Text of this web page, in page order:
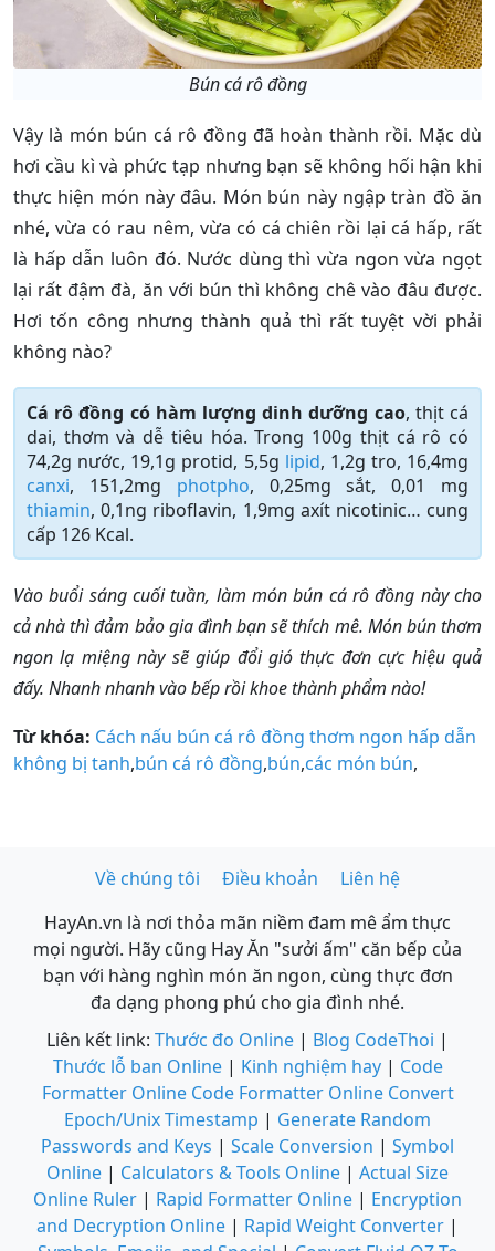
Bún cá rô đồng
Vậy là món bún cá rô đồng đã hoàn thành rồi. Mặc dù
hơi cầu kì và phức tạp nhưng bạn sẽ không hối hận khi
thực hiện món này đâu. Món bún này ngập tràn đồ ăn
nhé, vừa có rau nêm, vừa có cá chiên rồi lại cá hấp, rất
là hấp dẫn luôn đó. Nước dùng thì vừa ngon vừa ngọt
lại rất đậm đà, ăn với bún thì không chê vào đâu được.
Hơi tốn công nhưng thành quả thì rất tuyệt vời phải
không nào?
Cá rô đồng có hàm lượng dinh dưỡng cao, thịt cá
dai, thơm và dễ tiêu hóa. Trong 100g thịt cá rô có
74,2g nước, 19,1g protid, 5,5g lipid, 1,2g tro, 16,4mg
canxi, 151,2mg photpho, 0,25mg sắt, 0,01 mg
thiamin, 0,1ng riboflavin, 1,9mg axít nicotinic… cung
cấp 126 Kcal.
Vào buổi sáng cuối tuần, làm món bún cá rô đồng này cho
cả nhà thì đảm bảo gia đình bạn sẽ thích mê. Món bún thơm
ngon lạ miệng này sẽ giúp đổi gió thực đơn cực hiệu quả
đấy. Nhanh nhanh vào bếp rồi khoe thành phẩm nào!
Từ khóa: Cách nấu bún cá rô đồng thơm ngon hấp dẫn
không bị tanh,bún cá rô đồng,bún,các món bún,
Về chúng tôi Điều khoản
Liên hệ
HayAn.vn là nơi thỏa mãn niềm đam mê ẩm thực
mọi người. Hãy cũng Hay Ăn "sưởi ấm" căn bếp của
bạn với hàng nghìn món ăn ngon, cùng thực đơn
đa dạng phong phú cho gia đình nhé.
Liên kết link: Thước đo Online | Blog CodeThoi |
Thước lỗ ban Online| Kinh nghiệm hay| Code
Formatter Online Code Formatter Online Convert
Epoch/Unix Timestamp | Generate Random
Passwords and Keys | Scale Conversion | Symbol
Online | Calculators & Tools Online | Actual Size
Online Ruler | Rapid Formatter Online | Encryption
and Decryption Online | Rapid Weight Converter |